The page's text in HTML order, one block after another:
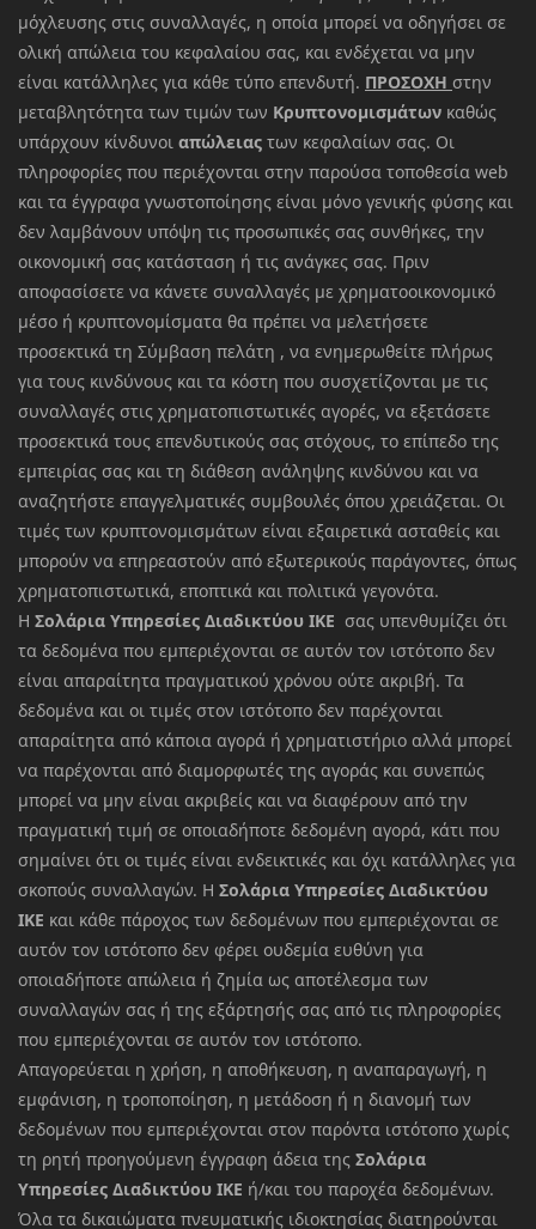
μόχλευσης στις συναλλαγές, η οποία μπορεί να οδηγήσει σε
ολική απώλεια του κεφαλαίου σας, και ενδέχεται να μην
είναι κατάλληλες για κάθε τύπο επενδυτή. ΠΡΟΣΟΧΗ στην
μεταβλητότητα των τιμών των Κρυπτονομισμάτων καθώς
υπάρχουν κίνδυνοι απώλειας των κεφαλαίων σας. Οι
πληροφορίες που περιέχονται στην παρούσα τοποθεσία web
και τα έγγραφα γνωστοποίησης είναι μόνο γενικής φύσης και
δεν λαμβάνουν υπόψη τις προσωπικές σας συνθήκες, την
οικονομική σας κατάσταση ή τις ανάγκες σας. Πριν
αποφασίσετε να κάνετε συναλλαγές με χρηματοοικονομικό
μέσο ή κρυπτονομίσματα θα πρέπει να μελετήσετε
προσεκτικά τη Σύμβαση πελάτη , να ενημερωθείτε πλήρως
για τους κινδύνους και τα κόστη που συσχετίζονται με τις
συναλλαγές στις χρηματοπιστωτικές αγορές, να εξετάσετε
προσεκτικά τους επενδυτικούς σας στόχους, το επίπεδο της
εμπειρίας σας και τη διάθεση ανάληψης κινδύνου και να
αναζητήστε επαγγελματικές συμβουλές όπου χρειάζεται. Οι
τιμές των κρυπτονομισμάτων είναι εξαιρετικά ασταθείς και
μπορούν να επηρεαστούν από εξωτερικούς παράγοντες, όπως
χρηματοπιστωτικά, εποπτικά και πολιτικά γεγονότα.
Η Σολάρια Υπηρεσίες Διαδικτύου ΙΚΕ σας υπενθυμίζει ότι
τα δεδομένα που εμπεριέχονται σε αυτόν τον ιστότοπο δεν
είναι απαραίτητα πραγματικού χρόνου ούτε ακριβή. Τα
δεδομένα και οι τιμές στον ιστότοπο δεν παρέχονται
απαραίτητα από κάποια αγορά ή χρηματιστήριο αλλά μπορεί
να παρέχονται από διαμορφωτές της αγοράς και συνεπώς
μπορεί να μην είναι ακριβείς και να διαφέρουν από την
πραγματική τιμή σε οποιαδήποτε δεδομένη αγορά, κάτι που
σημαίνει ότι οι τιμές είναι ενδεικτικές και όχι κατάλληλες για
σκοπούς συναλλαγών. Η Σολάρια Υπηρεσίες Διαδικτύου
ΙΚΕ και κάθε πάροχος των δεδομένων που εμπεριέχονται σε
αυτόν τον ιστότοπο δεν φέρει ουδεμία ευθύνη για
οποιαδήποτε απώλεια ή ζημία ως αποτέλεσμα των
συναλλαγών σας ή της εξάρτησής σας από τις πληροφορίες
που εμπεριέχονται σε αυτόν τον ιστότοπο.
Απαγορεύεται η χρήση, η αποθήκευση, η αναπαραγωγή, η
εμφάνιση, η τροποποίηση, η μετάδοση ή η διανομή των
δεδομένων που εμπεριέχονται στον παρόντα ιστότοπο χωρίς
τη ρητή προηγούμενη έγγραφη άδεια της Σολάρια
Υπηρεσίες Διαδικτύου ΙΚΕ ή/και του παροχέα δεδομένων.
Όλα τα δικαιώματα πνευματικής ιδιοκτησίας διατηρούνται